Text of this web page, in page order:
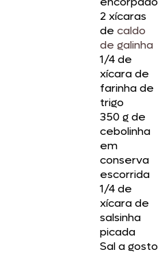
2 xícaras
de caldo
de galinha
1/4 de
xícara de
farinha de
trigo
350 g de
cebolinha
em
conserva
escorrida
1/4 de
xícara de
salsinha
picada
Sal a gosto